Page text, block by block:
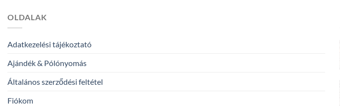
OLDALAK
Adatkezelési tájékoztató
Ajándék & Pólónyomás
Általános szerződési feltétel
Fiókom